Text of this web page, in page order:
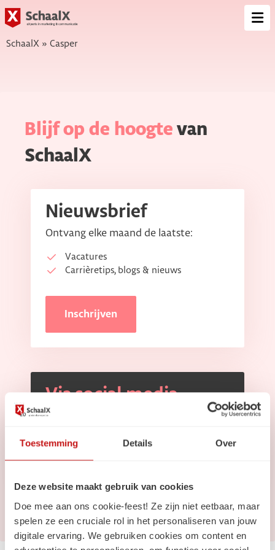
Toestemming Details Over
Deze website maakt gebruik van cookies
Doe mee aan ons cookie-feest! Ze zijn niet eetbaar, maar
spelen ze een cruciale rol in het personaliseren van jouw
digitale ervaring. We gebruiken cookies om content en
SchaalX » Casper
Blijf op de hoogte van
SchaalX
Nieuwsbrief
Ontvang elke maand de laatste:
Vacatures
Carrièretips, blogs & nieuws
Inschrijven
Via social media
Volg ons opInstagram